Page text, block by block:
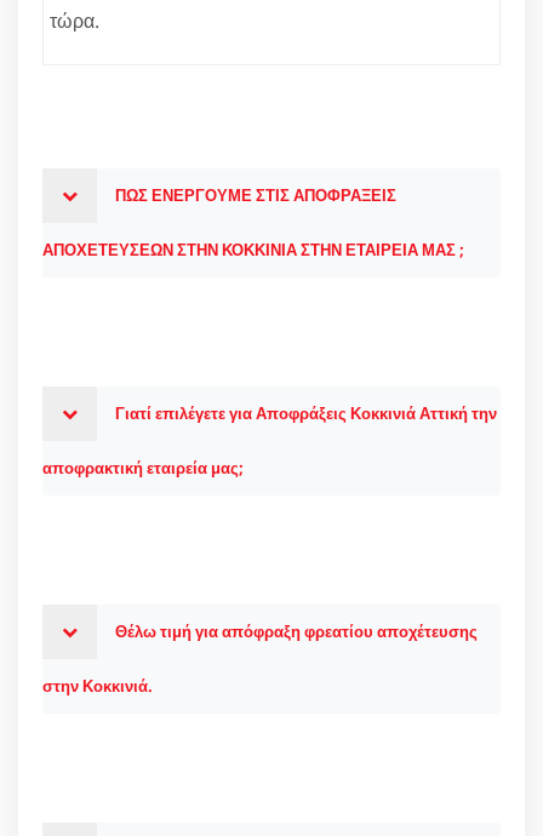
τώρα.
ΠΩΣ ΕΝΕΡΓΟΥΜΕ ΣΤΙΣ ΑΠΟΦΡΑΞΕΙΣ
ΑΠΟΧΕΤΕΥΣΕΩΝ ΣΤΗΝ ΚΟΚΚΙΝΙΑ ΣΤΗΝ ΕΤΑΙΡΕΙΑ ΜΑΣ ;
Γιατί επιλέγετε για Αποφράξεις Κοκκινιά Αττική την
αποφρακτική εταιρεία μας;
Θέλω τιμή για απόφραξη φρεατίου αποχέτευσης
στην Κοκκινιά.